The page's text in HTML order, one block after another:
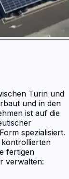
Turin und
und in den
ist auf die
spezialisiert.
kontrollierten
fertigen
verwalten: